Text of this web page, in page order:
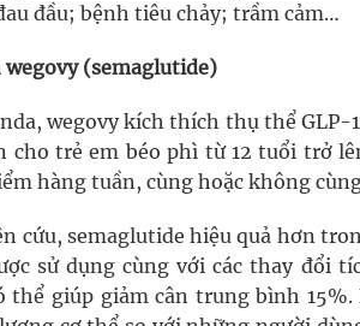
đầu; bệnh tiêu chảy; trầm cảm…
wegovy (semaglutide)
wegovy kích thích thụ thể
cho trẻ em béo phì từ 12 tuổi trở
hàng tuần, cùng hoặc không
cứu, semaglutide hiệu quả hơn
sử dụng cùng với các thay đổi
thể giúp giảm cân trung bình